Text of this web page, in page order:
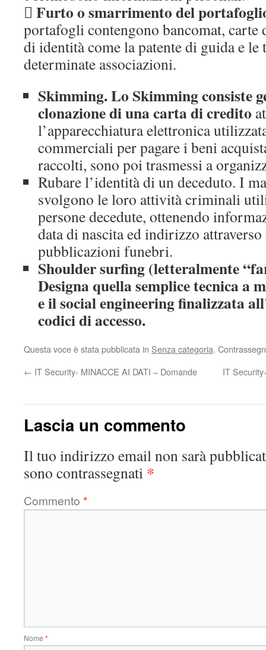
 Furto o smarrimento del
portafogli contengono bancomat, carte
di identità come la patente di guida e le
determinate associazioni.
Skimming. Lo Skimming consiste
clonazione di una carta di credito
l’apparecchiatura elettronica
commerciali per pagare i beni
raccolti, sono poi trasmessi a
Rubare l’identità di un deceduto. I
svolgono le loro attività criminali
persone decedute, ottenendo
data di nascita ed indirizzo
pubblicazioni funebri.
Shoulder surfing (letteralmente
Designa quella semplice tecnica a
e il social engineering finalizzata
codici di accesso.
Questa voce è stata pubblicata in Senza categoria.
← IT Security- MINACCE AI DATI – Domande IT
Lascia un commento
Il tuo indirizzo email non sarà
sono contrassegnati *
Commento *
Nome *